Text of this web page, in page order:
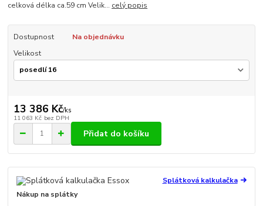
celková délka ca.59 cm Velik... celý popis
Dostupnost
Na objednávku
Velikost
13 386 Kč/ks
11 063 Kč bez DPH
Přidat do košíku
Splátková kalkulačka
Nákup na splátky